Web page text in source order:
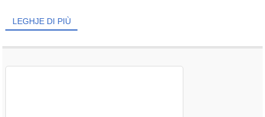
LEGHJE DI PIÙ